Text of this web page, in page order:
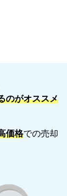
のがオススメ
価格での売却